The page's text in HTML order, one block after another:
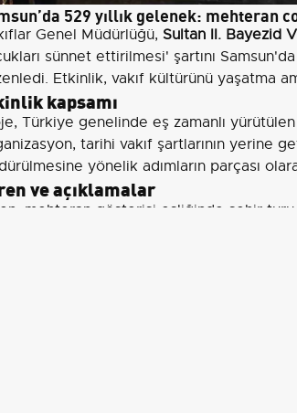
529 yıllık gelenek: mehteran
Genel Müdürlüğü, Sultan II. Bayezid
sünnet ettirilmesi' şartını
Etkinlik, vakıf kültürünü yaşatma
kapsamı
Türkiye genelinde eş zamanlı
tarihi vakıf şartlarının yerine
yönelik adımların parçası
ve açıklamalar
mehteran gösterisi eşliğinde şehir